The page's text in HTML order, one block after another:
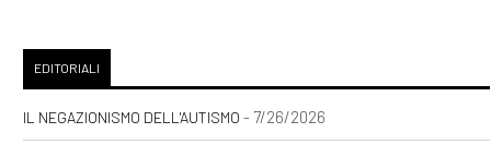
EDITORIALI
IL NEGAZIONISMO DELL'AUTISMO - 7/26/2026